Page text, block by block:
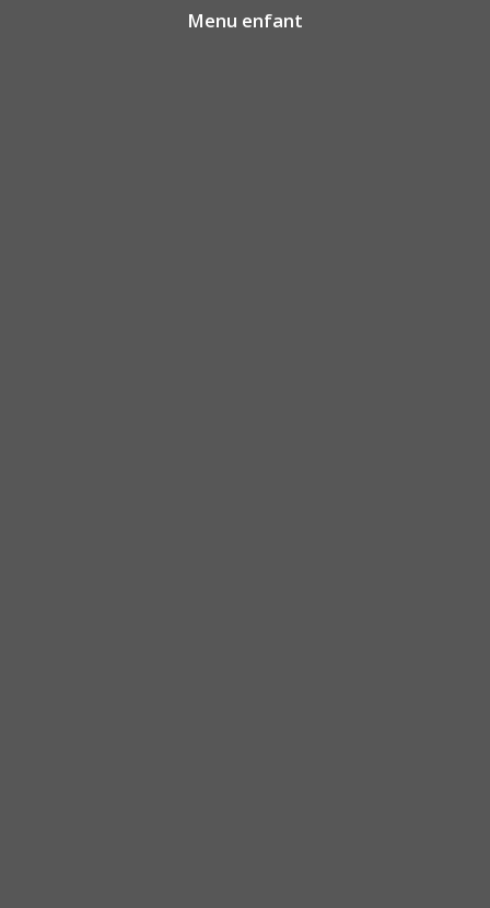
Menu enfant